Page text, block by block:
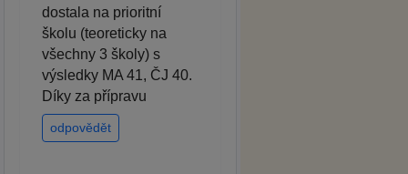
dostala na prioritní
školu (teoreticky na
všechny 3 školy) s
výsledky MA 41, ČJ 40.
Díky za přípravu
odpovědět